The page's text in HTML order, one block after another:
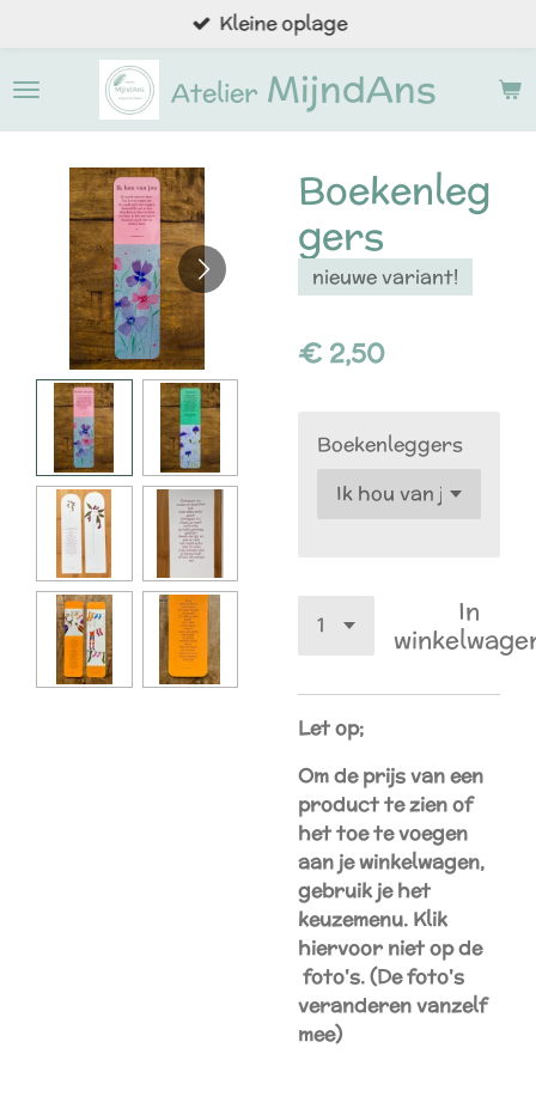
naar
Atelier MijndAns
Kleine oplage
Boekenleg
gers
nieuwe variant!
€ 2,50
Boekenleggers
In
Let op;
Om de prijs van een
product te zien of
het toe te voegen
aan je winkelwagen,
gebruik je het
keuzemenu. Klik
hiervoor niet op de
foto's. (De foto's
veranderen vanzelf
mee)